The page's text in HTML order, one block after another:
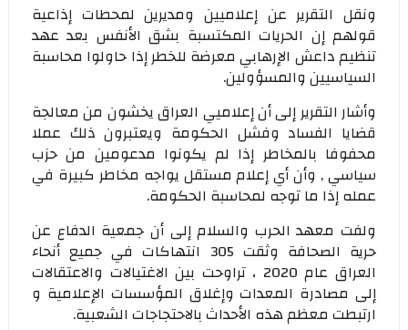
ونقل التقرير عن إعلاميين ومديرين لمحطات إذاعية
قولهم إن الحريات المكتسبة بشق الأنفس بعد عهد
تنظيم داعش الإرهابي معرضة للخطر إذا حاولوا محاسبة
السياسيين والمسؤولين.
وأشار التقرير إلى أن إعلاميي العراق يخشون من معالجة
قضايا الفساد وفشل الحكومة ويعتبرون ذلك عملا
محفوفا بالمخاطر إذا لم يكونوا مدعومين من حزب
سياسي , وأن أي إعلام مستقل يواجه مخاطر كبيرة في
عمله إذا ما توجه لمحاسبة الحكومة.
ولفت معهد الحرب والسلام إلى أن جمعية الدفاع عن
حرية الصحافة وثقت 305 انتهاكات في جميع أنحاء
العراق عام 2020 ، تراوحت بين الاغتيالات والاعتقالات
إلى مصادرة المعدات وإغلاق المؤسسات الإعلامية و
ارتبطت معظم هذه الأحداث بالاحتجاجات الشعبية.